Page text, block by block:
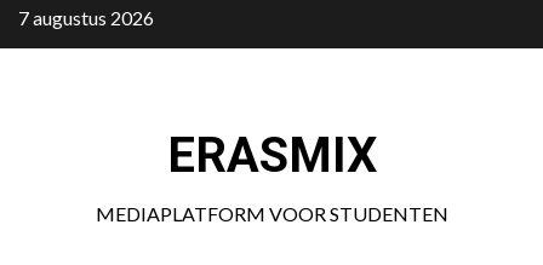
Ga
naar
7 augustus 2026
ERASMIX
MEDIAPLATFORM VOOR STUDENTEN